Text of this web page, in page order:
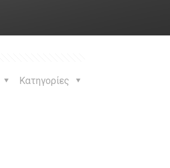
Κατηγορίες